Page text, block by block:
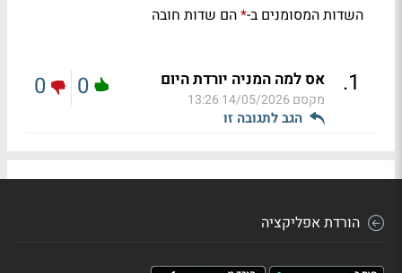
השדות המסומנים ב-*הם שדות חובה
1
. אס למה המניה יורדת היום
מקסם 14/05/2026 13:26
הגב לתגובה זו
0
0
הורדת אפליקציה